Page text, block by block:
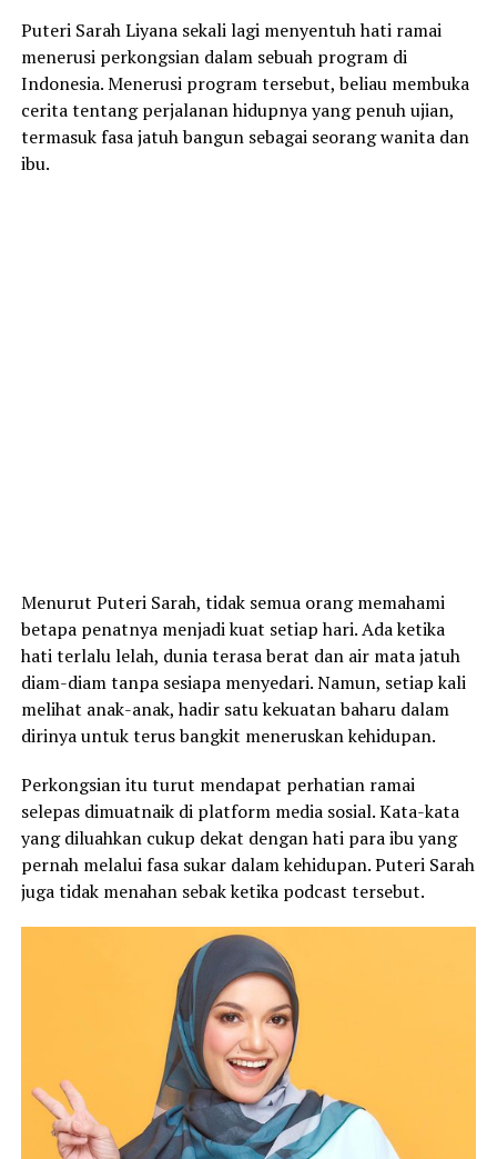
Puteri Sarah Liyana sekali lagi menyentuh hati ramai
menerusi perkongsian dalam sebuah program di
Indonesia. Menerusi program tersebut, beliau membuka
cerita tentang perjalanan hidupnya yang penuh ujian,
termasuk fasa jatuh bangun sebagai seorang wanita dan
ibu.
Menurut Puteri Sarah, tidak semua orang memahami
betapa penatnya menjadi kuat setiap hari. Ada ketika
hati terlalu lelah, dunia terasa berat dan air mata jatuh
diam-diam tanpa sesiapa menyedari. Namun, setiap kali
melihat anak-anak, hadir satu kekuatan baharu dalam
dirinya untuk terus bangkit meneruskan kehidupan.
Perkongsian itu turut mendapat perhatian ramai
selepas dimuatnaik di platform media sosial. Kata-kata
yang diluahkan cukup dekat dengan hati para ibu yang
pernah melalui fasa sukar dalam kehidupan. Puteri Sarah
juga tidak menahan sebak ketika podcast tersebut.